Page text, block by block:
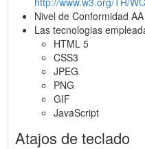
Nivel de Conformidad AA
Las tecnologias
HTML 5
CSS3
JPEG
PNG
GIF
JavaScript
Atajos de teclado